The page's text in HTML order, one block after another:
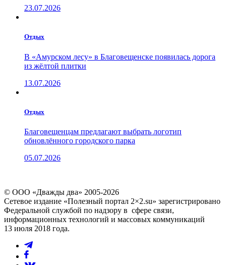
23.07.2026
Отдых
В «Амурском лесу» в Благовещенске появилась дорога
из жёлтой плитки
13.07.2026
Отдых
Благовещенцам предлагают выбрать логотип
обновлённого городского парка
05.07.2026
© ООО «Дважды два» 2005-2026
Сетевое издание «Полезный портал 2×2.su» зарегистрировано
Федеральной службой по надзору в сфере связи,
информационных технологий и массовых коммуникаций
13 июля 2018 года.